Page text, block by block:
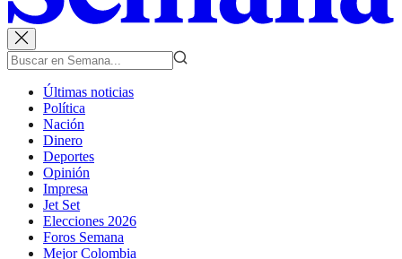
Últimas noticias
Política
Nación
Dinero
Deportes
Opinión
Impresa
Jet Set
Elecciones 2026
Foros Semana
Mejor Colombia